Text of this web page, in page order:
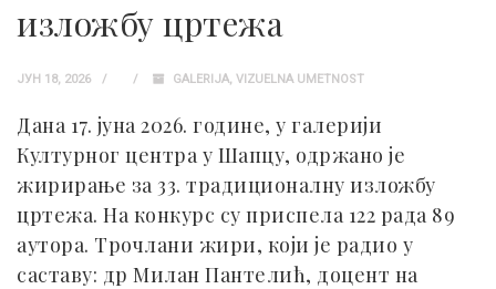
изложбу цртежа
ЈУН 18, 2026 GALERIJA, VIZUELNA UMETNOST
Дана 17. јуна 2026. године, у галерији
Културног центра у Шапцу, одржано је
жирирање за 33. традиционалну изложбу
цртежа. На конкурс су приспела 122 рада 89
аутора. Трочлани жири, који је радио у
саставу: др Милан Пантелић, доцент на